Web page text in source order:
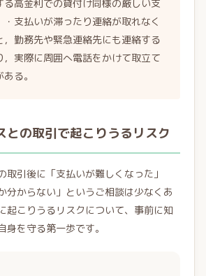
る高金利での貸付け同様の厳しい支
・支払いが滞ったり連絡が取れなく
，勤務先や緊急連絡先にも連絡する
，実際に周囲へ電話をかけて取立て
る。
との取引で起こりうるリスク
取引後に「支払いが難しくなった」
分からない」というご相談は少なくあ
起こりうるリスクについて、事前に知
身を守る第一歩です。